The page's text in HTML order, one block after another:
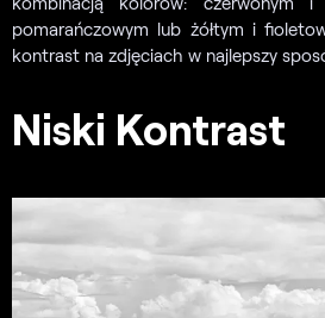
pomarańczowym lub żółtym i
kontrast na zdjęciach w najlepszy
Niski Kontrast